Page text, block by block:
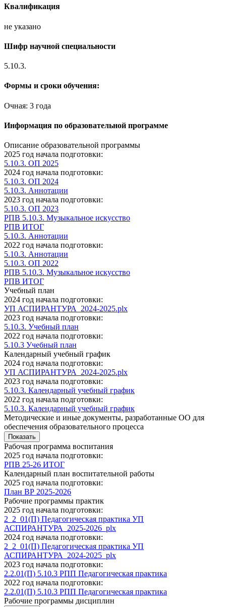
Квалификация
не указано
Шифр научной специальности
5.10.3.
Формы и сроки обучения:
Очная: 3 года
Информация по образовательной программе
Описание образовательной программы
2025 год начала подготовки:
5.10.3. ОП 2025
2024 год начала подготовки:
5.10.3. ОП 2024
5.10.3. Аннотации
2023 год начала подготовки:
5.10.3. ОП 2023
РПВ 5.10.3. Музыкальное искусство
РПВ ИТОГ
5.10.3. Аннотации
2022 год начала подготовки:
5.10.3. Аннотации
5.10.3. ОП 2022
РПВ 5.10.3. Музыкальное искусство
РПВ ИТОГ
Учебный план
2024 год начала подготовки:
УП АСПИРАНТУРА_2024-2025.plx
2023 год начала подготовки:
5.10.3. Учебный план
2022 год начала подготовки:
5.10.3 Учебный план
Календарный учебный график
2024 год начала подготовки:
УП АСПИРАНТУРА_2024-2025.plx
2023 год начала подготовки:
5.10.3. Календарный учебный график
2022 год начала подготовки:
5.10.3. Календарный учебный график
Методические и иные документы, разработанные ОО для
обеспечения образовательного процесса
Показать
Рабочая программа воспитания
2025 год начала подготовки:
РПВ 25-26 ИТОГ
Календарный план воспитательной работы
2025 год начала подготовки:
План ВР 2025-2026
Рабочие программы практик
2025 год начала подготовки:
2_2_01(П) Педагогическая практика УП
АСПИРАНТУРА_2025-2026_plx
2024 год начала подготовки:
2_2_01(П) Педагогическая практика УП
АСПИРАНТУРА_2024-2025_plx
2023 год начала подготовки:
2.2.01(П) 5.10.3 РПП Педагогическая практика
2022 год начала подготовки:
2.2.01(П) 5.10.3 РПП Педагогическая практика
Рабочие программы дисциплин